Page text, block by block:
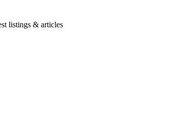
listings & articles